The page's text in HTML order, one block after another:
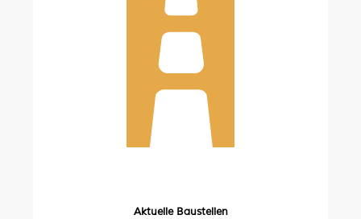
Aktuelle Baustellen